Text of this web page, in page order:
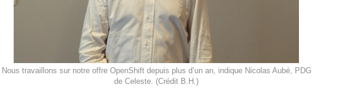
Nous travaillons sur notre offre OpenShift depuis plus d’un an, indique Nicolas Aubé, PDG
de Celeste. (Crédit B.H.)